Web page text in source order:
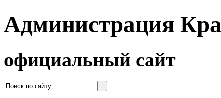
Администрация
официальный сайт